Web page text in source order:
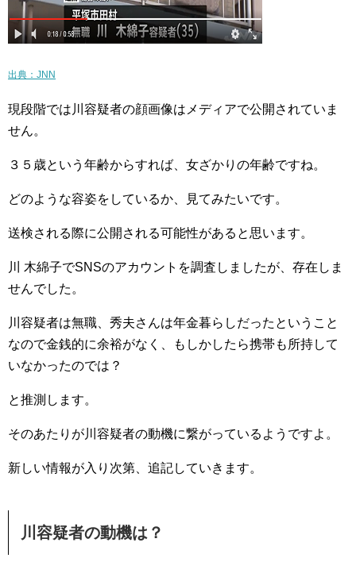
出典：JNN
現段階では川容疑者の顔画像はメディアで公開されていま
せん。
３５歳という年齢からすれば、女ざかりの年齢ですね。
どのような容姿をしているか、見てみたいです。
送検される際に公開される可能性があると思います。
川 木綿子でSNSのアカウントを調査しましたが、存在しま
せんでした。
川容疑者は無職、秀夫さんは年金暮らしだったということ
なので金銭的に余裕がなく、もしかしたら携帯も所持して
いなかったのでは？
と推測します。
そのあたりが川容疑者の動機に繋がっているようですよ。
新しい情報が入り次第、追記していきます。
川容疑者の動機は？